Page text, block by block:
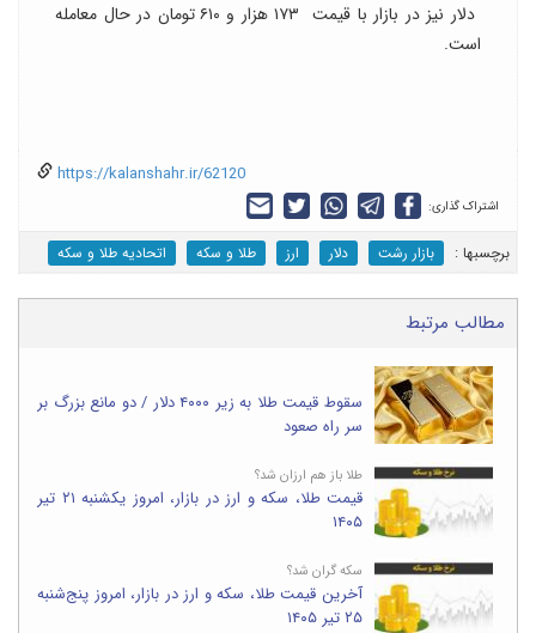
دلار نیز در بازار با قیمت ۱۷۳ هزار و ۶۱۰ تومان در حال معامله
است.
https://kalanshahr.ir/62120
اشتراک گذاری:
برچسب‎ها : بازار رشت دلار ارز طلا و سکه اتحادیه طلا و سکه
مطالب مرتبط
سقوط قیمت طلا به زیر ۴۰۰۰ دلار / دو مانع بزرگ بر
سر راه صعود
طلا باز هم ارزان شد؟
قیمت طلا، سکه و ارز در بازار، امروز یکشنبه ۲۱ تیر
۱۴۰۵
سکه گران شد؟
آخرین قیمت طلا، سکه و ارز در بازار، امروز پنج‌شنبه
۲۵ تیر ۱۴۰۵